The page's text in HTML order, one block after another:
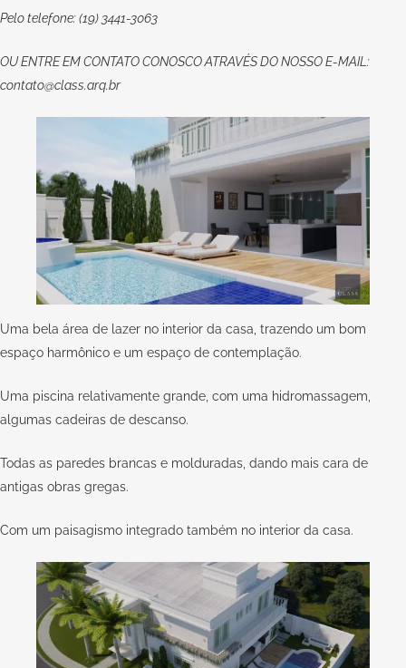
Pelo telefone: (19) 3441-3063
OUENTRE EM CONTATO CONOSCOATRAVÉS DO NOSSO E-MAIL:
contato@class.arq.br
Uma bela área de lazer no interior da casa, trazendo um bom
espaço harmônico e um espaço de contemplação.
Uma piscina relativamente grande, com uma hidromassagem,
algumas cadeiras de descanso.
Todas as paredes brancas e molduradas, dando mais cara de
antigas obras gregas.
Com um paisagismo integrado também no interior da casa.